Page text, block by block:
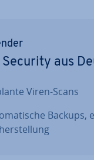
aus
Viren-Scans
Backups,